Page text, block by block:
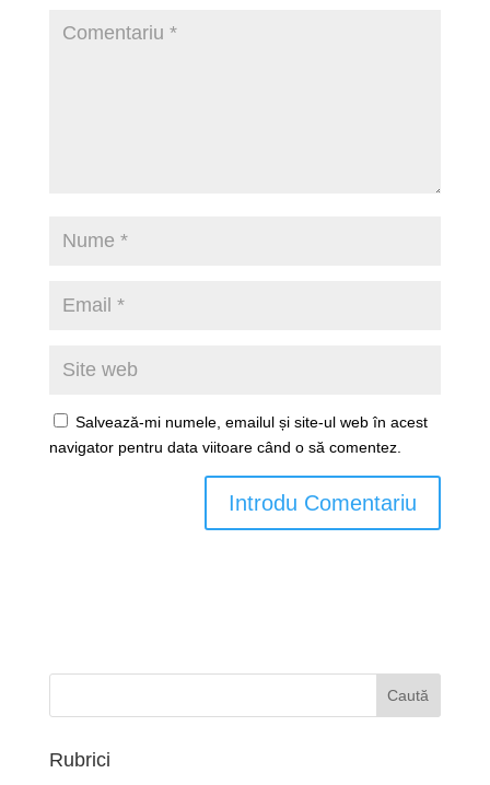
Salvează-mi numele, emailul și site-ul web în acest
navigator pentru data viitoare când o să comentez.
Rubrici